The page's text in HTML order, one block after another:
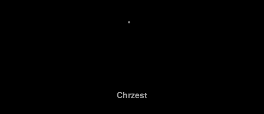
Chrzest